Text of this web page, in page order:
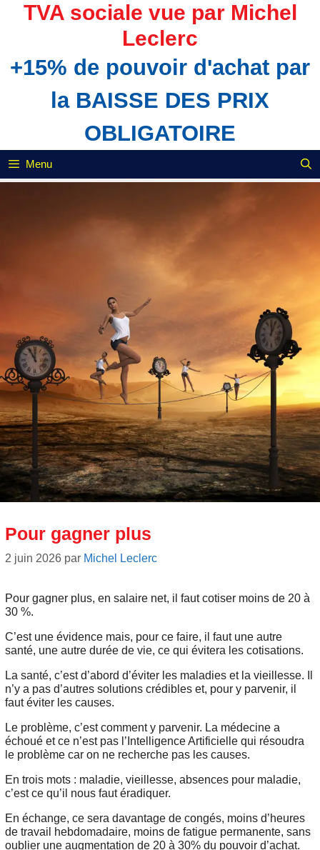
TVA sociale vue par Michel
Leclerc
+15% de pouvoir d'achat par
la BAISSE DES PRIX
OBLIGATOIRE
Menu
Pour gagner plus
2 juin 2026 par Michel Leclerc
Pour gagner plus, en salaire net, il faut cotiser moins de 20 à
30 %.
C’est une évidence mais, pour ce faire, il faut une autre
santé, une autre durée de vie, ce qui évitera les cotisations.
La santé, c’est d’abord d’éviter les maladies et la vieillesse. Il
n’y a pas d’autres solutions crédibles et, pour y parvenir, il
faut éviter les causes.
Le problème, c’est comment y parvenir. La médecine a
échoué et ce n’est pas l’Intelligence Artificielle qui résoudra
le problème car on ne recherche pas les causes.
En trois mots : maladie, vieillesse, absences pour maladie,
c’est ce qu’il nous faut éradiquer.
En échange, ce sera davantage de congés, moins d’heures
de travail hebdomadaire, moins de fatigue permanente, sans
oublier une augmentation de 20 à 30% du pouvoir d’achat.